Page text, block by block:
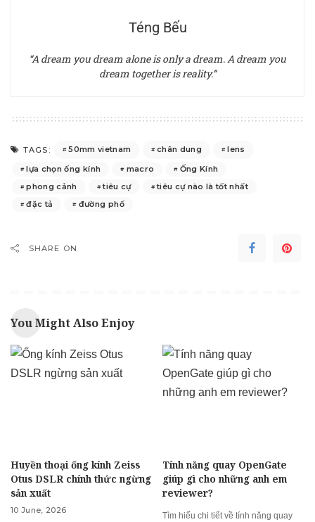
Téng Bếu
“A dream you dream alone is only a dream. A dream you
dream together is reality.”
TAGS: 50mm vietnam chân dung
lens
lựa chọn ống kính
macro
Ống Kính
phong cảnh
tiêu cự
tiêu cự nào là tốt nhất
đặc tả
đường phố
SHARE ON
You Might Also Enjoy
Huyền thoại ống kính Zeiss
Otus DSLR chính thức ngừng
sản xuất
10 June, 2026
Tính năng quay OpenGate
giúp gì cho những anh em
reviewer?
Tìm hiểu chi tiết về tính năng quay